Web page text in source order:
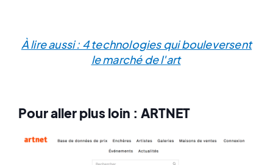
À lire aussi : 4 technologies qui bouleversent
le marché de l'art
Pour aller plus loin : ARTNET